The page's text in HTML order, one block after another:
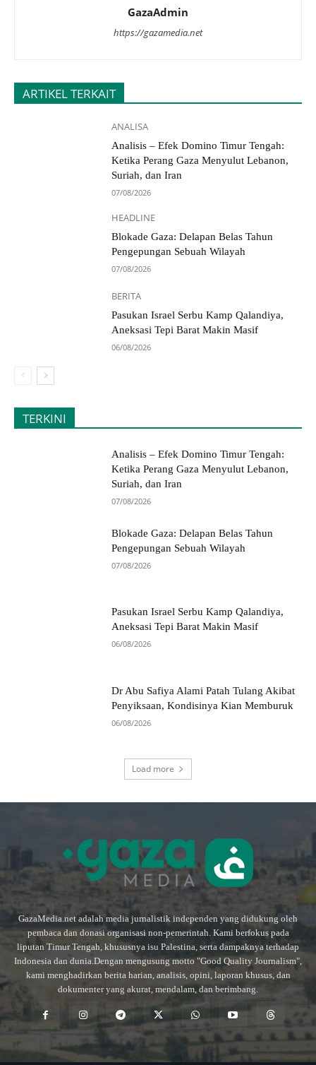
GazaAdmin
https://gazamedia.net
ARTIKEL TERKAIT
ANALISA
Analisis – Efek Domino Timur Tengah:
Ketika Perang Gaza Menyulut Lebanon,
Suriah, dan Iran
07/08/2026
HEADLINE
Blokade Gaza: Delapan Belas Tahun
Pengepungan Sebuah Wilayah
07/08/2026
BERITA
Pasukan Israel Serbu Kamp Qalandiya,
Aneksasi Tepi Barat Makin Masif
06/08/2026
TERKINI
Analisis – Efek Domino Timur Tengah:
Ketika Perang Gaza Menyulut Lebanon,
Suriah, dan Iran
07/08/2026
Blokade Gaza: Delapan Belas Tahun
Pengepungan Sebuah Wilayah
07/08/2026
Pasukan Israel Serbu Kamp Qalandiya,
Aneksasi Tepi Barat Makin Masif
06/08/2026
Dr Abu Safiya Alami Patah Tulang Akibat
Penyiksaan, Kondisinya Kian Memburuk
06/08/2026
Load more
GazaMedia.net adalah media jurnalistik independen yang didukung oleh
pembaca dan donasi organisasi non-pemerintah. Kami berfokus pada
liputan Timur Tengah, khususnya isu Palestina, serta dampaknya terhadap
Indonesia dan dunia.Dengan mengusung motto "Good Quality Journalism",
kami menghadirkan berita harian, analisis, opini, laporan khusus, dan
dokumenter yang akurat, mendalam, dan berimbang.